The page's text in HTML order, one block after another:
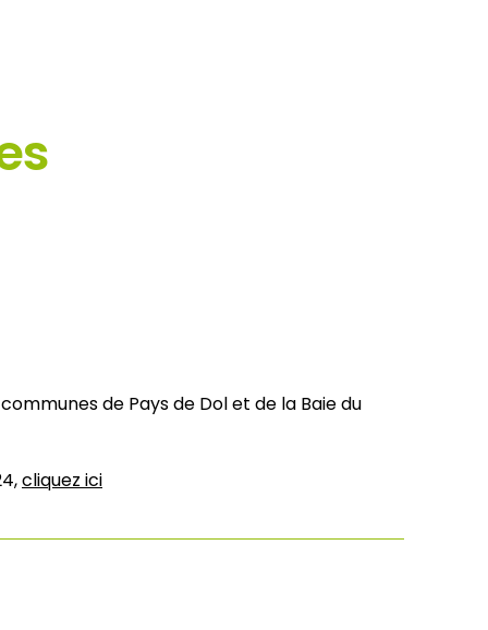
de Pays de Dol et de la Baie du
cliquez ici